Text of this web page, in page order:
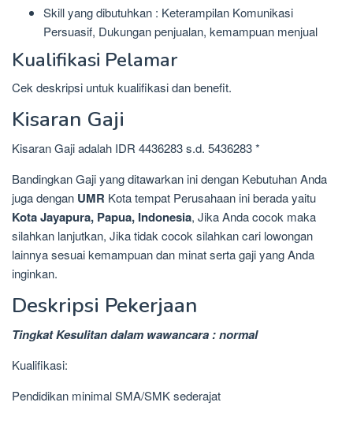
Skill yang dibutuhkan : Keterampilan Komunikasi
Persuasif, Dukungan penjualan, kemampuan menjual
Kualifikasi Pelamar
Cek deskripsi untuk kualifikasi dan benefit.
Kisaran Gaji
Kisaran Gaji adalah IDR 4436283 s.d. 5436283 *
Bandingkan Gaji yang ditawarkan ini dengan Kebutuhan Anda
juga dengan UMR Kota tempat Perusahaan ini berada yaitu
Kota Jayapura, Papua, Indonesia, Jika Anda cocok maka
silahkan lanjutkan, Jika tidak cocok silahkan cari lowongan
lainnya sesuai kemampuan dan minat serta gaji yang Anda
inginkan.
Deskripsi Pekerjaan
Tingkat Kesulitan dalam wawancara : normal
Kualifikasi:
Pendidikan minimal SMA/SMK sederajat